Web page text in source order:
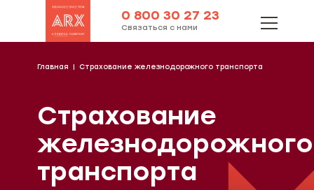
0 800 30 27 23
Связаться с нами
Главная Страхование железнодорожного транспорта
Страхование
железнодорожного
транспорта